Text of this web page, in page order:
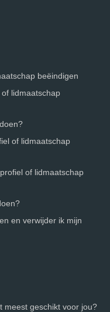
beëindigen
lidmaatschap
of lidmaatschap
of lidmaatschap
en verwijder ik mijn
meest geschikt voor jou?